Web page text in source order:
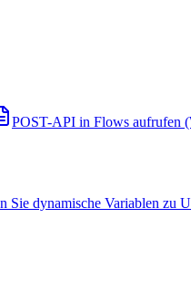
POST-API in Flows aufrufen
Sie dynamische Variablen zu